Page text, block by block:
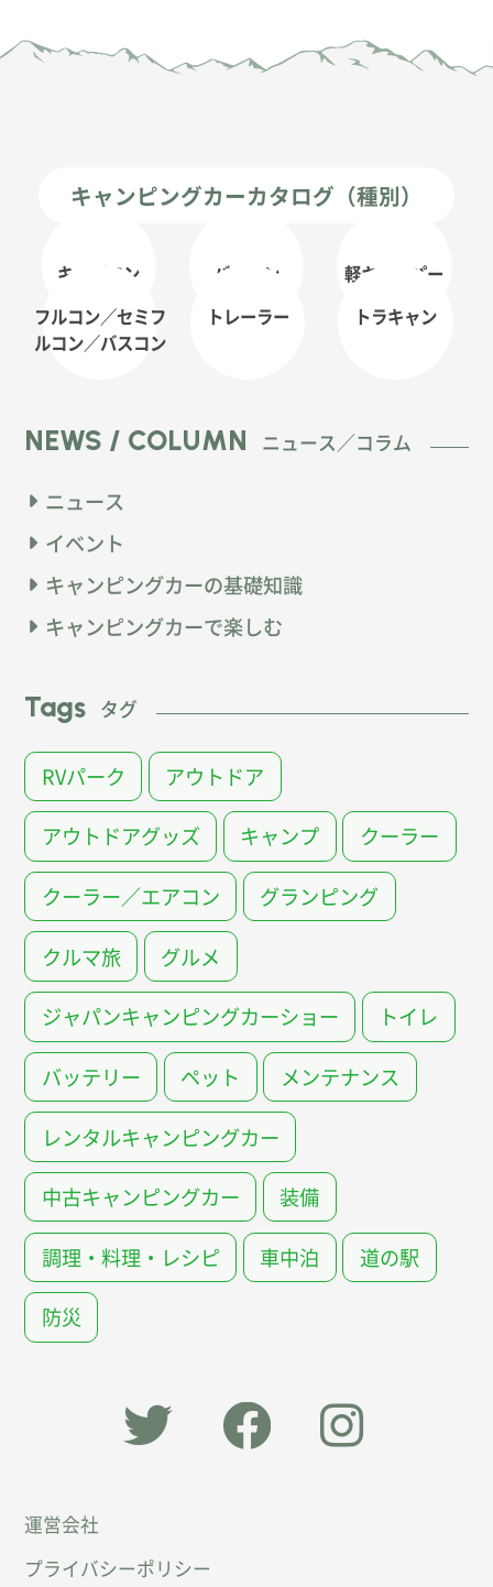
キャンピングカーカタログ（種別）
キャブコン バンコン
軽キャンパー
フルコン／セミフ
ルコン／バスコン
トレーラー トラキャン
NEWS / COLUMN ニュース／コラム
ニュース
イベント
キャンピングカーの基礎知識
キャンピングカーで楽しむ
Tags タグ
RVパーク アウトドア
アウトドアグッズ キャンプ クーラー
クーラー／エアコン グランピング
クルマ旅 グルメ
ジャパンキャンピングカーショー トイレ
バッテリー ペット メンテナンス
レンタルキャンピングカー
中古キャンピングカー 装備
調理・料理・レシピ 車中泊 道の駅
防災
ン
運営会社
プライバシーポリシー